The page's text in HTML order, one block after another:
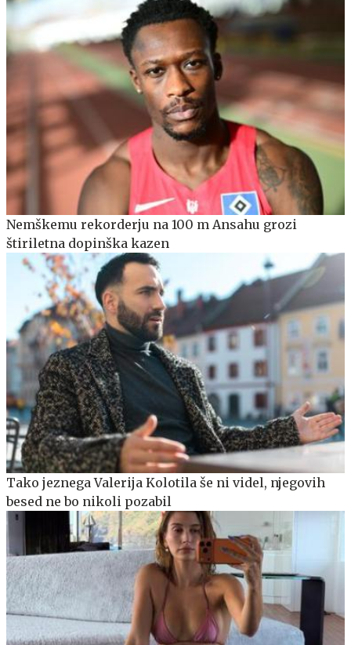
Nemškemu rekorderju na 100 m Ansahu grozi
štiriletna dopinška kazen
Tako jeznega Valerija Kolotila še ni videl, njegovih
besed ne bo nikoli pozabil